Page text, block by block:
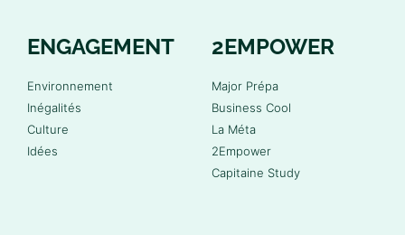
ENGAGEMENT
Environnement
Inégalités
Culture
Idées
2EMPOWER
Major Prépa
Business Cool
La Méta
2Empower
Capitaine Study